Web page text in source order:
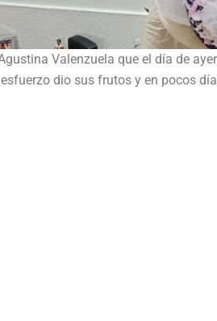
Valenzuela que el día de
dio sus frutos y en pocos